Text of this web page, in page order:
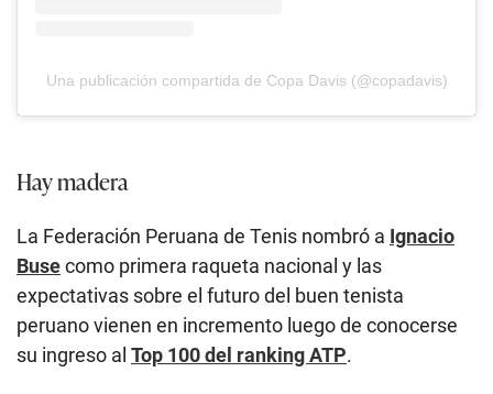
Una publicación compartida de Copa Davis (@copadavis)
Hay madera
La Federación Peruana de Tenis nombró a Ignacio
Busecomo primera raqueta nacional y las
expectativas sobre el futuro del buen tenista
peruano vienen en incremento luego de conocerse
su ingreso al Top 100 del ranking ATP.